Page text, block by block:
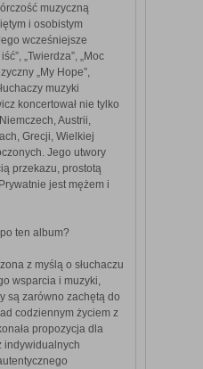
muzyczną
i osobistym
wcześniejsze
„Twierdza”, „Moc
„My Hope”,
muzyki
koncertował nie tylko
Austrii,
Grecji, Wielkiej
Jego utwory
przekazu, prostotą
jest mężem i
ten album?
z myślą o słuchaczu
wsparcia i muzyki,
są zarówno zachętą do
codziennym życiem z
propozycja dla
indywidualnych